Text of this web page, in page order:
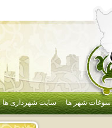
سوغات شهر ها سایت شهرداری ها